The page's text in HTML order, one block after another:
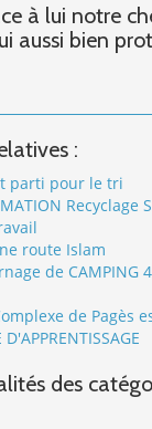
à lui notre
aussi bien
:
parti pour le tri
Recyclage
route Islam
de CAMPING
de Pagès
des